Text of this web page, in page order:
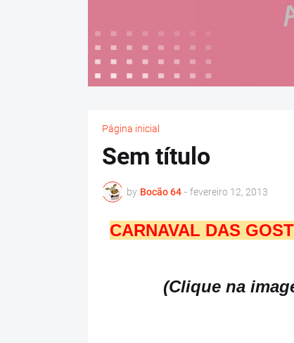
Página inicial
Sem título
by Bocão 64 - fevereiro 12, 2013
CARNAVAL DAS
(Clique na